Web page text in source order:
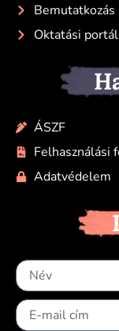
Bemutatkozás
Oktatási portál
ÁSZF
Felhasználási
Adatvédelem